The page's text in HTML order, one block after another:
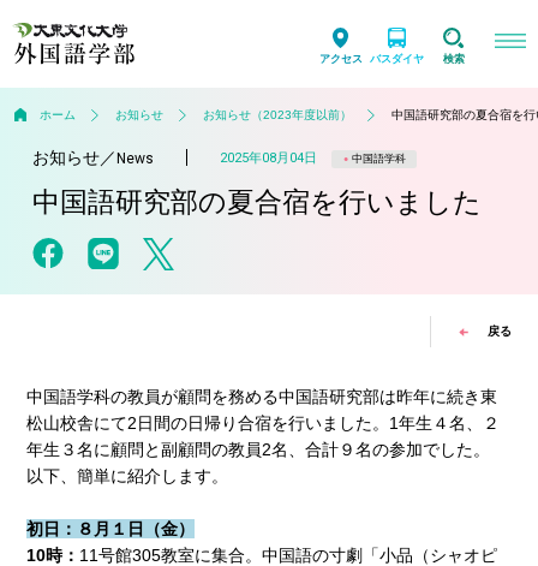
アクセス バスダイヤ 検索
ホーム お知らせ お知らせ（2023年度以前） 中国語研究部の夏合宿を行
お知らせ／ News 2025年08月04日 中国語学科
中国語研究部の夏合宿を行いました
戻る
中国語学科の教員が顧問を務める中国語研究部は昨年に続き東
松山校舎にて2日間の日帰り合宿を行いました。1年生４名、２
年生３名に顧問と副顧問の教員2名、合計９名の参加でした。
以下、簡単に紹介します。
初日：８月１日（金）
10時： 11号館305教室に集合。中国語の寸劇「小品（シャオピ